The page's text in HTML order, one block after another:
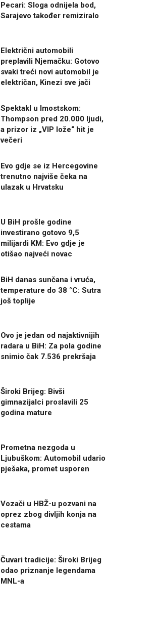
Pecari: Sloga odnijela bod,
Sarajevo također remiziralo
Električni automobili
preplavili Njemačku: Gotovo
svaki treći novi automobil je
električan, Kinezi sve jači
Spektakl u Imostskom:
Thompson pred 20.000 ljudi,
a prizor iz „VIP lože“ hit je
večeri
Evo gdje se iz Hercegovine
trenutno najviše čeka na
ulazak u Hrvatsku
U BiH prošle godine
investirano gotovo 9,5
milijardi KM: Evo gdje je
otišao najveći novac
BiH danas sunčana i vruća,
temperature do 38 °C: Sutra
još toplije
Ovo je jedan od najaktivnijih
radara u BiH: Za pola godine
snimio čak 7.536 prekršaja
Široki Brijeg: Bivši
gimnazijalci proslavili 25
godina mature
Prometna nezgoda u
Ljubuškom: Automobil udario
pješaka, promet usporen
Vozači u HBŽ-u pozvani na
oprez zbog divljih konja na
cestama
Čuvari tradicije: Široki Brijeg
odao priznanje legendama
MNL-a